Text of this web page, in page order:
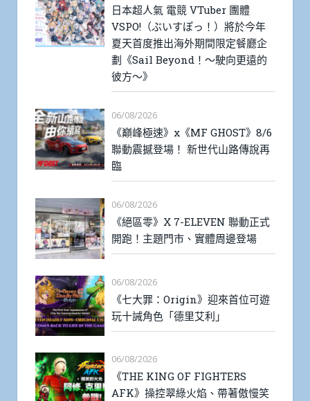
日本超人氣 電競 VTuber 團體
VSPO!（ぶいすぽっ！）將於今年
夏天首度推出海外期間限定餐廳企
劃《Sail Beyond！～駛向更遠的
彼方～》
06/08/2026
《巔峰極速》x《MF GHOST》8/6
聯動震撼登場！ 新世代山路傳說再
臨
06/08/2026
《絕區零》X 7-ELEVEN 聯動正式
開跑！主題門市、實體周邊登場
06/08/2026
《七大罪：Origin》迎來首位可遊
玩十誡角色「德里艾利」
06/08/2026
《THE KING OF FIGHTERS
AFK》操控翠綠火焰、帶著傲慢笑